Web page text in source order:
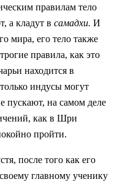
правилам тело
а кладут в самадхи. И
мира, его тело также
правила, как это
находится в
индусы могут
пускают, на самом деле
как в Шри
пройти.
после того как его
главному ученику